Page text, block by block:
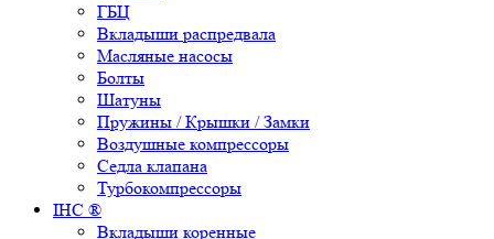
ГБЦ
Вкладыши распредвала
Масляные насосы
Болты
Шатуны
Пружины / Крышки / Замки
Воздушные компрессоры
Седла клапана
Турбокомпрессоры
IHC ®
Вкладыши коренные